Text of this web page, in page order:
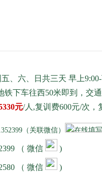
五、六、日共三天 早上
铁下车往西50米即到，交
元/人,复训费600元/次，
（关联微信）
（ 微信 )
（ 微信 )